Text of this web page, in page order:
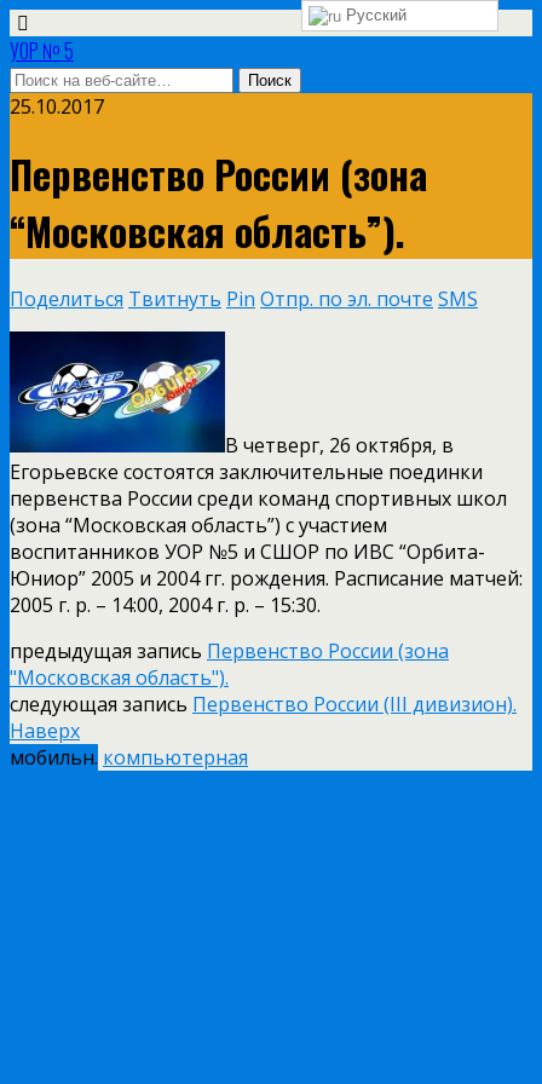
УОР № 5
25.10.2017
Первенство России (зона
“Московская область”).
Поделиться Твитнуть Pin Отпр. по эл. почте SMS
В четверг, 26 октября, в
Егорьевске состоятся заключительные поединки
первенства России среди команд спортивных школ
(зона “Московская область”) с участием
воспитанников УОР №5 и СШОР по ИВС “Орбита-
Юниор” 2005 и 2004 гг. рождения. Расписание матчей:
2005 г. р. – 14:00, 2004 г. р. – 15:30.
предыдущая запись Первенство России (зона
"Московская область").
следующая запись Первенство России (III дивизион).
Русский
Наверх
мобильн. компьютерная